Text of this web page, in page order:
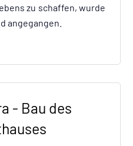
zu schaffen, wurde
angegangen.
- Bau des